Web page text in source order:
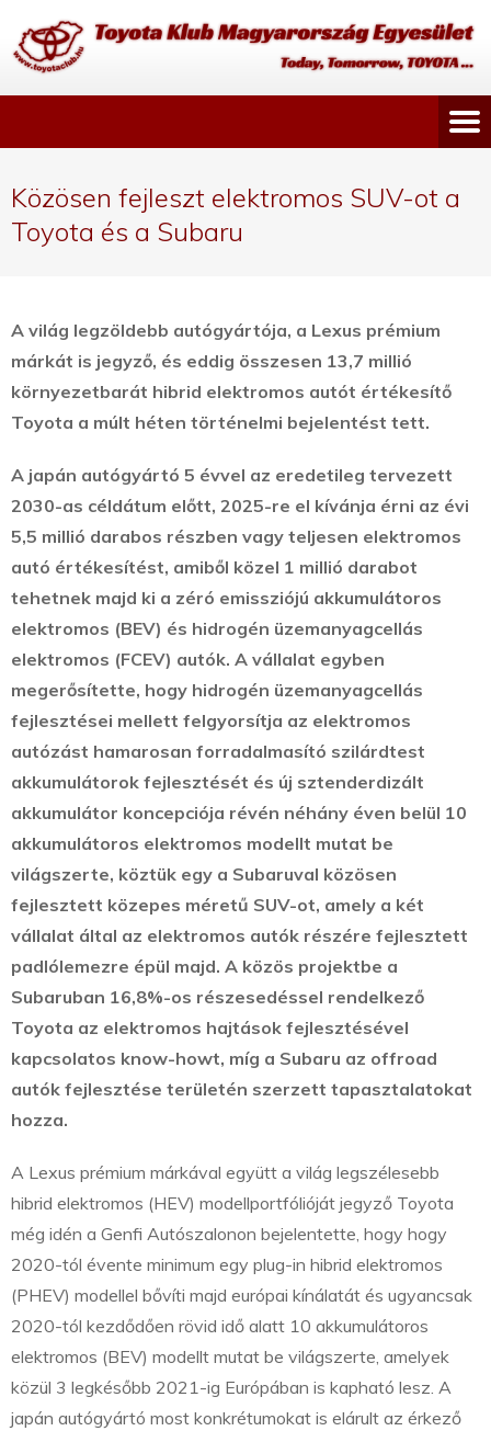
Közösen fejleszt elektromos SUV-ot a
Toyota és a Subaru
A világ legzöldebb autógyártója, a Lexus prémium
márkát is jegyző, és eddig összesen 13,7 millió
környezetbarát hibrid elektromos autót értékesítő
Toyota a múlt héten történelmi bejelentést tett.
A japán autógyártó 5 évvel az eredetileg tervezett
2030-as céldátum előtt, 2025-re el kívánja érni az évi
5,5 millió darabos részben vagy teljesen elektromos
autó értékesítést, amiből közel 1 millió darabot
tehetnek majd ki a zéró emissziójú akkumulátoros
elektromos (BEV) és hidrogén üzemanyagcellás
elektromos (FCEV) autók. A vállalat egyben
megerősítette, hogy hidrogén üzemanyagcellás
fejlesztései mellett felgyorsítja az elektromos
autózást hamarosan forradalmasító szilárdtest
akkumulátorok fejlesztését és új sztenderdizált
akkumulátor koncepciója révén néhány éven belül 10
akkumulátoros elektromos modellt mutat be
világszerte, köztük egy a Subaruval közösen
fejlesztett közepes méretű SUV-ot, amely a két
vállalat által az elektromos autók részére fejlesztett
padlólemezre épül majd. A közös projektbe a
Subaruban 16,8%-os részesedéssel rendelkező
Toyota az elektromos hajtások fejlesztésével
kapcsolatos know-howt, míg a Subaru az offroad
autók fejlesztése területén szerzett tapasztalatokat
hozza.
A Lexus prémium márkával együtt a világ legszélesebb
hibrid elektromos (HEV) modellportfólióját jegyző Toyota
még idén a Genfi Autószalonon bejelentette, hogy hogy
2020-tól évente minimum egy plug-in hibrid elektromos
(PHEV) modellel bővíti majd európai kínálatát és ugyancsak
2020-tól kezdődően rövid idő alatt 10 akkumulátoros
elektromos (BEV) modellt mutat be világszerte, amelyek
közül 3 legkésőbb 2021-ig Európában is kapható lesz. A
japán autógyártó most konkrétumokat is elárult az érkező